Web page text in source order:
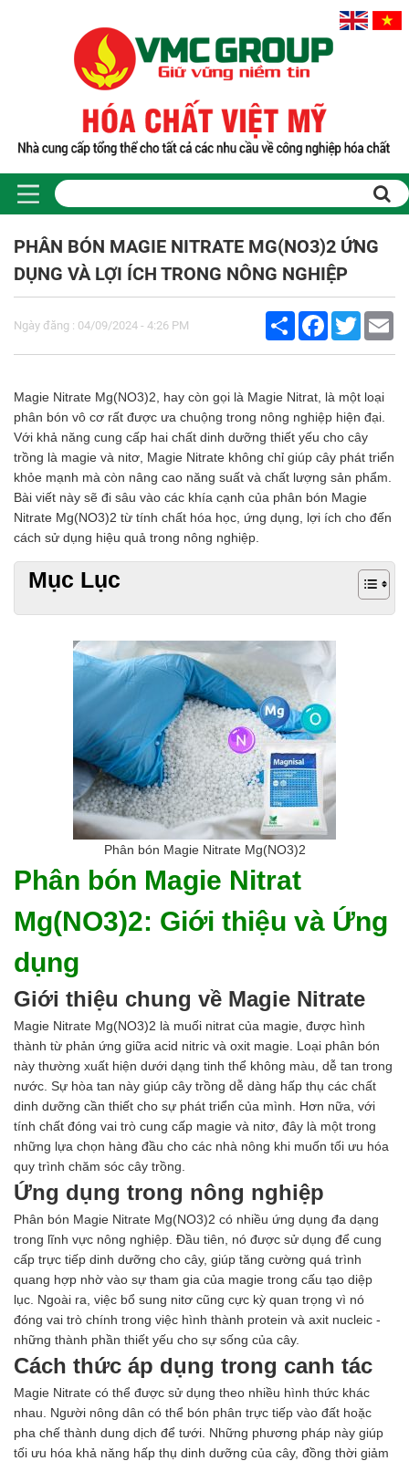
Sản phẩm
PHỤ GIA THỰC PHẨM
Tinh bột biến tính
Hương liệu thực phẩm
Chất phụ gia chống đông vón
Chất phụ gia tạo cấu trúc
Chất phụ gia bảo quản
Chất phụ gia nem giò chả
Chất phụ gia bún mì phở
Chất phụ gia bánh kẹo kem
Chất phụ gia nước giải khát
Chất phụ gia xúc xích
Chất phụ gia nước mắm
Chất phụ gia rau củ quả
HÓA CHẤT TẨY RỬA
Tẩy rửa công nghiệp
Tẩy rửa ô tô xe máy
Tẩy cáu cặn đường ống
HÓA CHẤT THỦY SẢN
Hóa chất xử lý nước
Men đường ruột
Men vi sinh EM gốc
Bổ sung khoáng chất
Bổ gan và giải độc gan
Phòng và trị bệnh
Bổ sung dinh dưỡng tăng trọng
Hấp thụ khí độc Yucca
Xử lý nước hồ bơi
Xử lý nước sinh hoạt
Xử lý nước thải
Xử lý nước giếng khoan
Xử lý nước khác
DUNG MÔI CÔNG NGHIỆP
Pha sơn nước
Pha sơn epoxy
Pha sơn dầu
Pha sơn tĩnh điện
Dung môi khác
HƯƠNG LIỆU TINH DẦU
HÓA CHẤT CÔNG NGHIỆP
Axit
Hóa chất khác
Kiềm
Muối
Kim loại màu
Oxit kim loại
HÓA CHẤT THÍ NGHIỆM
Hóa chất thí nghiệm
Thiết bị phòng thí nghiệm
HÓA CHẤT NÔNG NGHIỆP
Nguyên liệu phân bón
Chế phẩm sinh học
PHÂN BÓN MAGIE NITRATE MG(NO3)2 ỨNG
DỤNG VÀ LỢI ÍCH TRONG NÔNG NGHIỆP
Ngày đăng : 04/09/2024 - 4:26 PM
Share FacebookTwitter
Magie Nitrate Mg(NO3)2, hay còn gọi là Magie Nitrat, là một loại
phân bón vô cơ rất được ưa chuộng trong nông nghiệp hiện đại.
Với khả năng cung cấp hai chất dinh dưỡng thiết yếu cho cây
trồng là magie và nitơ, Magie Nitrate không chỉ giúp cây phát triển
khỏe mạnh mà còn nâng cao năng suất và chất lượng sản phẩm.
Bài viết này sẽ đi sâu vào các khía cạnh của phân bón Magie
Nitrate Mg(NO3)2 từ tính chất hóa học, ứng dụng, lợi ích cho đến
cách sử dụng hiệu quả trong nông nghiệp.
Mục Lục
Phân bón Magie Nitrate Mg(NO3)2
Phân bón Magie Nitrat
Mg(NO3)2: Giới thiệu và Ứng
dụng
Giới thiệu chung về Magie Nitrate
Magie Nitrate Mg(NO3)2 là muối nitrat của magie, được hình
thành từ phản ứng giữa acid nitric và oxit magie. Loại phân bón
này thường xuất hiện dưới dạng tinh thể không màu, dễ tan trong
nước. Sự hòa tan này giúp cây trồng dễ dàng hấp thụ các chất
dinh dưỡng cần thiết cho sự phát triển của mình. Hơn nữa, với
tính chất đóng vai trò cung cấp magie và nitơ, đây là một trong
những lựa chọn hàng đầu cho các nhà nông khi muốn tối ưu hóa
quy trình chăm sóc cây trồng.
Ứng dụng trong nông nghiệp
Phân bón Magie Nitrate Mg(NO3)2 có nhiều ứng dụng đa dạng
trong lĩnh vực nông nghiệp. Đầu tiên, nó được sử dụng để cung
cấp trực tiếp dinh dưỡng cho cây, giúp tăng cường quá trình
quang hợp nhờ vào sự tham gia của magie trong cấu tạo diệp
lục. Ngoài ra, việc bổ sung nitơ cũng cực kỳ quan trọng vì nó
đóng vai trò chính trong việc hình thành protein và axit nucleic -
những thành phần thiết yếu cho sự sống của cây.
Cách thức áp dụng trong canh tác
Magie Nitrate có thể được sử dụng theo nhiều hình thức khác
nhau. Người nông dân có thể bón phân trực tiếp vào đất hoặc
pha chế thành dung dịch để tưới. Những phương pháp này giúp
tối ưu hóa khả năng hấp thụ dinh dưỡng của cây, đồng thời giảm